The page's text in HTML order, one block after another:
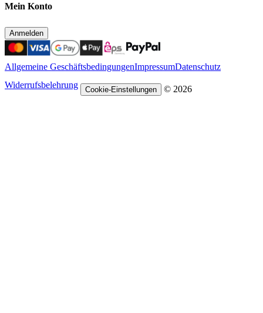
Mein Konto
Anmelden
Allgemeine GeschäftsbedingungenImpressumDatenschutz
Widerrufsbelehrung
Cookie-Einstellungen © 2026